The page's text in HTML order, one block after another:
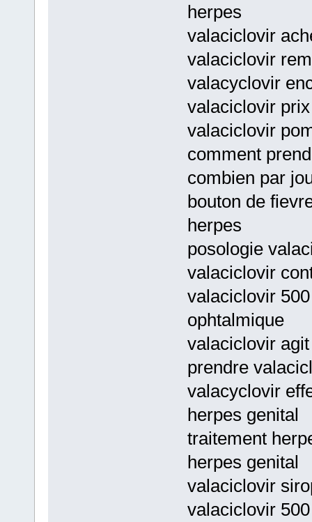
herpes
valaciclovir
valaciclovir
valacyclovir
valaciclovir
valaciclovir
comment
combien par
bouton de
herpes
posologie
valaciclovir
valaciclovir
ophtalmique
valaciclovir
prendre
valacyclovir
herpes genital
traitement
herpes genital
valaciclovir
valaciclovir